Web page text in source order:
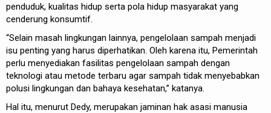
penduduk, kualitas hidup serta pola hidup masyarakat yang
cenderung konsumtif.
“Selain masah lingkungan lainnya, pengelolaan sampah menjadi
isu penting yang harus diperhatikan. Oleh karena itu, Pemerintah
perlu menyediakan fasilitas pengelolaan sampah dengan
teknologi atau metode terbaru agar sampah tidak menyebabkan
polusi lingkungan dan bahaya kesehatan,” katanya.
Hal itu, menurut Dedy, merupakan jaminan hak asasi manusia